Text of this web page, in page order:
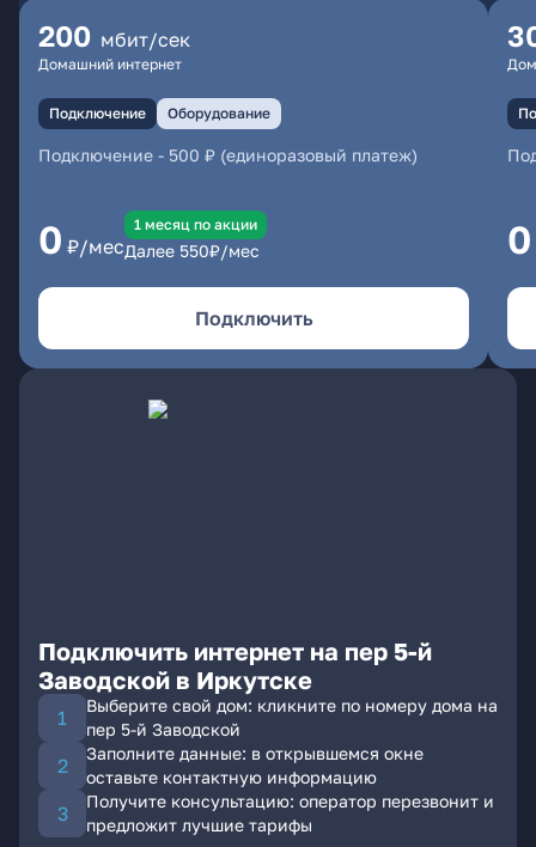
200 мбит/сек
Домашний интернет
Подключение Оборудование
Подключение - 500 ₽ (единоразовый платеж)
0 ₽/мес
1 месяц по акции
Далее 550₽/мес
Подключить
0
Подключить интернет на пер 5-й
Заводской в Иркутске
Выберите свой дом: кликните по номеру дома на
пер 5-й Заводской
Заполните данные: в открывшемся окне
оставьте контактную информацию
Получите консультацию: оператор перезвонит и
предложит лучшие тарифы